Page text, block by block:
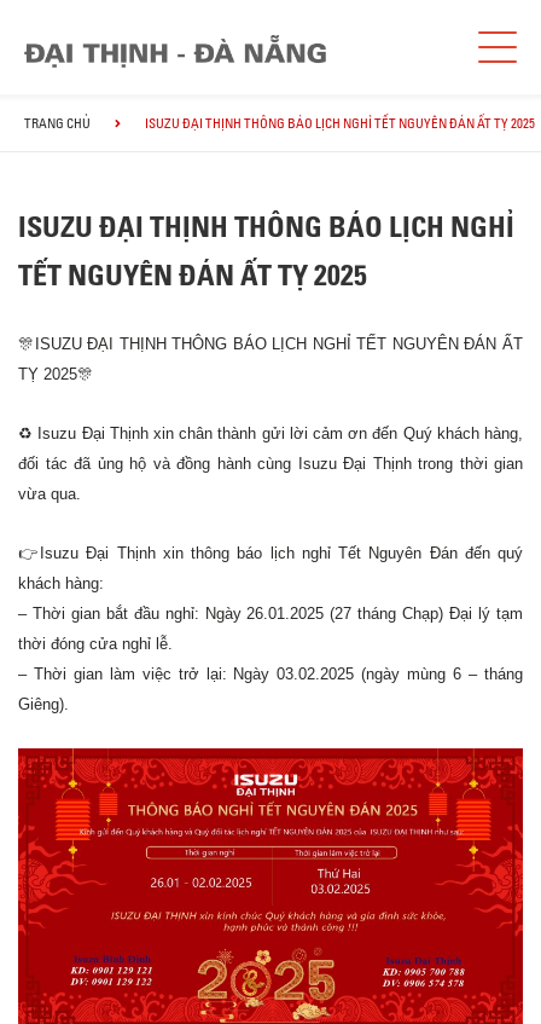
TRANG CHỦ ISUZU ĐẠI THỊNH THÔNG BÁO LỊCH NGHỈ TẾT NGUYÊN ĐÁN ẤT TỴ 2025
ISUZU ĐẠI THỊNH THÔNG BÁO LỊCH NGHỈ
TẾT NGUYÊN ĐÁN ẤT TỴ 2025
🎊ISUZU ĐẠI THỊNH THÔNG BÁO LỊCH NGHỈ TẾT NGUYÊN ĐÁN ẤT
TỴ 2025🎊
♻ Isuzu Đại Thịnh xin chân thành gửi lời cảm ơn đến Quý khách hàng,
đối tác đã ủng hộ và đồng hành cùng Isuzu Đại Thịnh trong thời gian
vừa qua.
👉Isuzu Đại Thịnh xin thông báo lịch nghỉ Tết Nguyên Đán đến quý
khách hàng:
– Thời gian bắt đầu nghỉ: Ngày 26.01.2025 (27 tháng Chạp) Đại lý tạm
thời đóng cửa nghỉ lễ.
– Thời gian làm việc trở lại: Ngày 03.02.2025 (ngày mùng 6 – tháng
Giêng).